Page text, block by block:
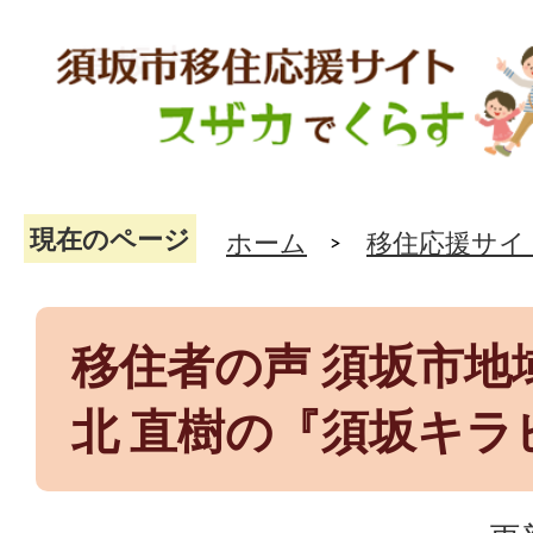
現在のページ ホーム 移住応援サイ
移住者の声 須坂市
北 直樹の『須坂キ